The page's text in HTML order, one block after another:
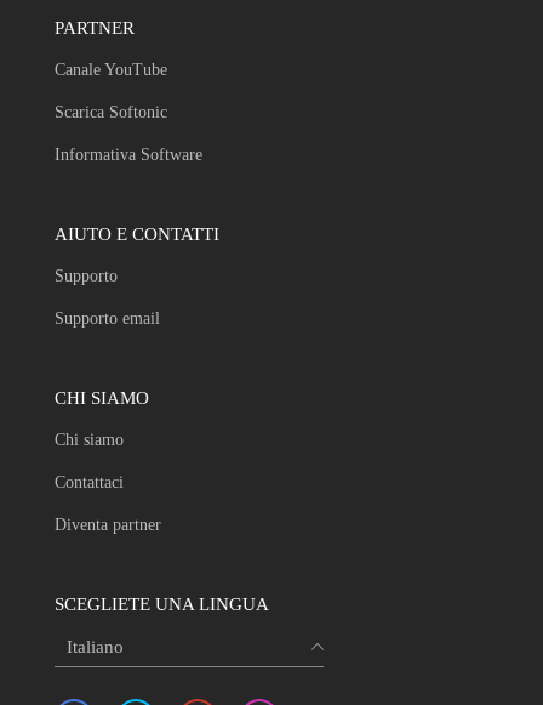
PARTNER
Canale YouTube
Scarica Softonic
Informativa Software
AIUTO E CONTATTI
Supporto
Supporto email
CHI SIAMO
Chi siamo
Contattaci
Diventa partner
SCEGLIETE UNA LINGUA
Italiano